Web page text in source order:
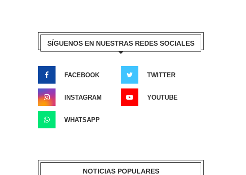
SÍGUENOS EN NUESTRAS REDES SOCIALES
FACEBOOK TWITTER
INSTAGRAM YOUTUBE
WHATSAPP
NOTICIAS POPULARES